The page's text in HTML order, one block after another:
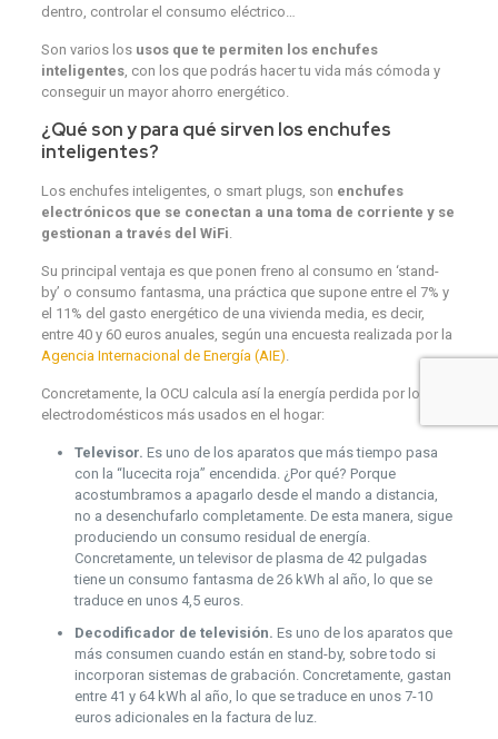
dentro, controlar el consumo eléctrico…
Son varios los usos que te permiten los enchufes
inteligentes, con los que podrás hacer tu vida más cómoda y
conseguir un mayor ahorro energético.
¿Qué son y para qué sirven los enchufes
inteligentes?
Los enchufes inteligentes, o smart plugs, son enchufes
electrónicos que se conectan a una toma de corriente y se
gestionan a través del WiFi
Su principal ventaja es que ponen freno al consumo en ‘stand-
by’ o consumo fantasma, una práctica que supone entre el 7% y
el 11% del gasto energético de una vivienda media, es decir,
entre 40 y 60 euros anuales, según una encuesta realizada por la
Agencia Internacional de Energía (AIE)
Concretamente, la OCU calcula así la energía perdida por los
electrodomésticos más usados en el hogar:
Televisor. Es uno de los aparatos que más tiempo pasa
con la “lucecita roja” encendida. ¿Por qué? Porque
acostumbramos a apagarlo desde el mando a distancia,
no a desenchufarlo completamente. De esta manera, sigue
produciendo un consumo residual de energía.
Concretamente, un televisor de plasma de 42 pulgadas
tiene un consumo fantasma de 26 kWh al año, lo que se
traduce en unos 4,5 euros.
Decodificador de televisión. Es uno de los aparatos que
más consumen cuando están en stand-by, sobre todo si
incorporan sistemas de grabación. Concretamente, gastan
entre 41 y 64 kWh al año, lo que se traduce en unos 7-10
euros adicionales en la factura de luz.